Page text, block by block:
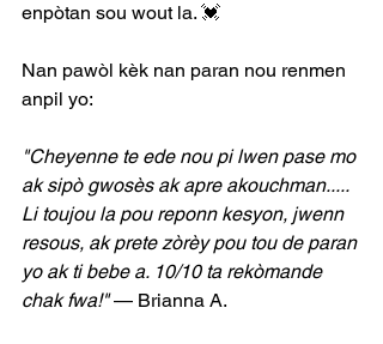
enpòtan sou wout la. 💓
Nan pawòl kèk nan paran nou renmen
anpil yo:
"Cheyenne te ede nou pi lwen pase mo
ak sipò gwosès ak apre akouchman.....
Li toujou la pou reponn kesyon, jwenn
resous, ak prete zòrèy pou tou de paran
yo ak ti bebe a. 10/10 ta rekòmande
chak fwa!" — Brianna A.